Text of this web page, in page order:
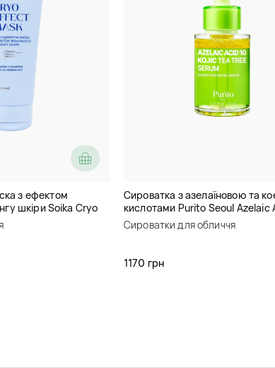
з ефектом
шкіри Soika Cryo
Сироватка з азелаїновою та
кислотами Purito Seoul Azelaic
Kojic Tea Tree Serum
Сироватки для обличчя
1170 грн